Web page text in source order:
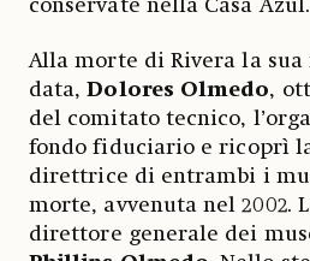
conservate nella Casa Azul.
Alla morte di Rivera la
data,Dolores Olmedo,
del comitato tecnico,
fondo fiduciario e ricoprì
direttrice di entrambi i
morte, avvenuta nel 2002.
direttore generale dei